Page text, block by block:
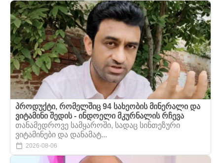
პროდუქტი, რომელშიც 94 სახეობის მინერალი და
ვიტამინი შედის - ინდოელი მკურნალის რჩევა
თანამედროვე სამყაროში, სადაც სინთეზური
ვიტამინები და დანამატ...
2026-08-06